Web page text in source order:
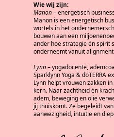
Wie wij zijn:
Manon– energetisch
Manon is een energetisch
wortels in het
bouwen aan een
ander hoe strategie én spirit
onderneemt vanuit
Lynn– yogadocente,
Sparklynn Yoga & doTERRA
Lynn helpt vrouwen zakken
kern. Naar zachtheid én
adem, beweging en olie
jij thuiskomt. Ze begeleidt
aanwezigheid, intuïtie en